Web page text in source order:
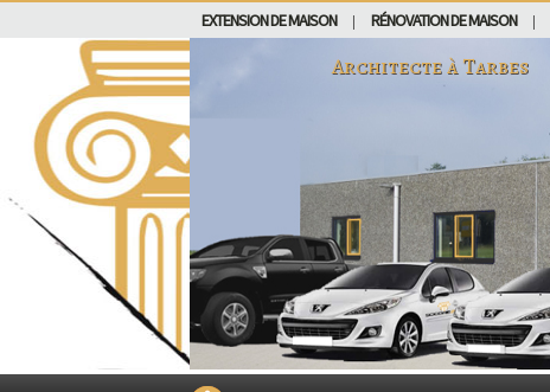
EXTENSION DE MAISON RÉNOVATION DE MAISON
Architecte àTarbes